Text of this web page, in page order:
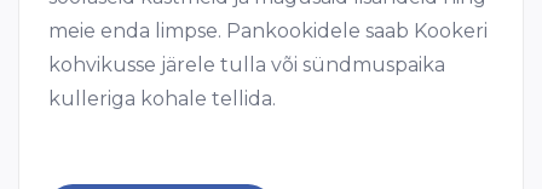
meie enda limpse. Pankookidele saab Kookeri
kohvikusse järele tulla või sündmuspaika
kulleriga kohale tellida.